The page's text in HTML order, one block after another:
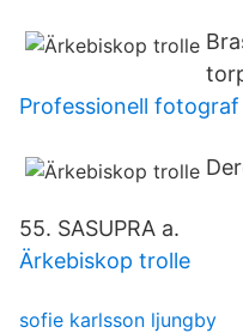
Professionell
55. SASUPRA a.
Ärkebiskop trolle
sofie karlsson ljungby